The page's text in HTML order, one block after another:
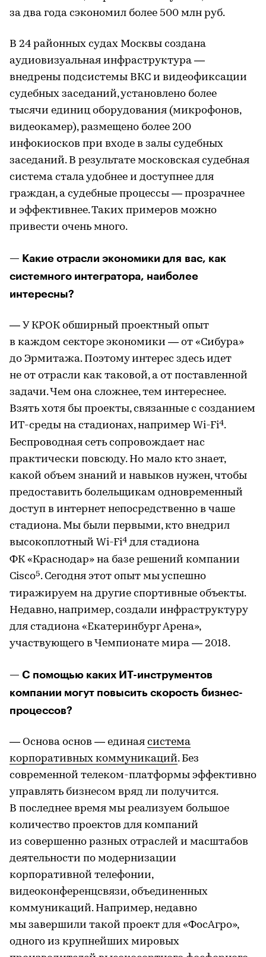
за два года сэкономил более 500 млн руб.
В 24 районных судах Москвы создана
аудиовизуальная инфраструктура —
внедрены подсистемы ВКС и видеофиксации
судебных заседаний, установлено более
тысячи единиц оборудования (микрофонов,
видеокамер), размещено более 200
инфокиосков при входе в залы судебных
заседаний. В результате московская судебная
система стала удобнее и доступнее для
граждан, а судебные процессы — прозрачнее
и эффективнее. Таких примеров можно
привести очень много.
— Какие отрасли экономики для вас, как
системного интегратора, наиболее
интересны?
— У КРОК обширный проектный опыт
в каждом секторе экономики — от «Сибура»
до Эрмитажа. Поэтому интерес здесь идет
не от отрасли как таковой, а от поставленной
задачи. Чем она сложнее, тем интереснее.
Взять хотя бы проекты, связанные с созданием
ИТ-среды на стадионах, например Wi-Fi4.
Беспроводная сеть сопровождает нас
практически повсюду. Но мало кто знает,
какой объем знаний и навыков нужен, чтобы
предоставить болельщикам одновременный
доступ в интернет непосредственно в чаше
стадиона. Мы были первыми, кто внедрил
высокоплотный Wi-Fi4 для стадиона
ФК «Краснодар» на базе решений компании
Cisco5. Сегодня этот опыт мы успешно
тиражируем на другие спортивные объекты.
Недавно, например, создали инфраструктуру
для стадиона «Екатеринбург Арена»,
участвующего в Чемпионате мира — 2018.
— С помощью каких ИТ-инструментов
компании могут повысить скорость бизнес-
процессов?
— Основа основ — единая система
корпоративных коммуникаций. Без
современной телеком-платформы эффективно
управлять бизнесом вряд ли получится.
В последнее время мы реализуем большое
количество проектов для компаний
из совершенно разных отраслей и масштабов
деятельности по модернизации
корпоративной телефонии,
видеоконференцсвязи, объединенных
коммуникаций. Например, недавно
мы завершили такой проект для «ФосАгро»,
одного из крупнейших мировых